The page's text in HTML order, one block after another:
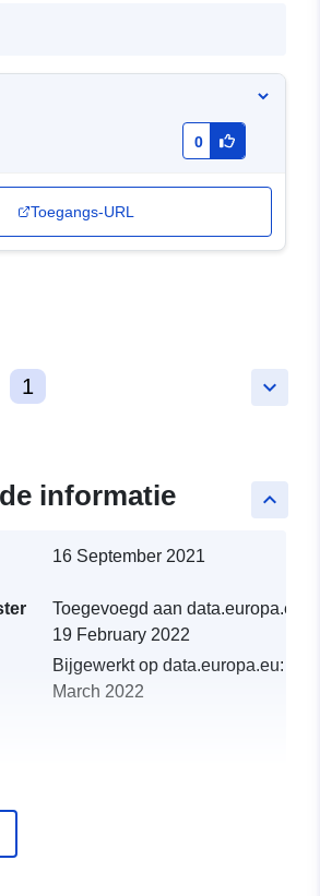
0
Toegangs-URL
keyboard_arrow_down
1
keyboard_arrow_up
informatie
16 September 2021
Toegevoegd aan data.europa.eu:
19 February 2022
Bijgewerkt op data.europa.eu:
March 2022